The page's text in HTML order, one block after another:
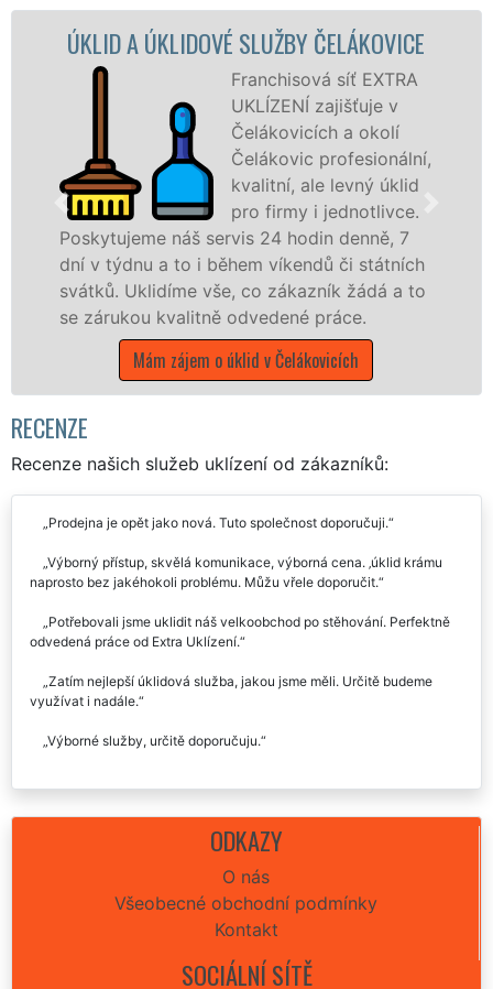
SLUŽBY ČELÁKOVICE
Franchisová síť EXTRA
UKLÍZENÍ zajišťuje v
Čelákovicích a okolí
Čelákovic profesionální,
kvalitní, ale levný úklid
pro firmy i jednotlivce.
servis 24 hodin denně, 7
během víkendů či státních
vše, co zákazník žádá a to
odvedené práce.
o úklid v Čelákovicích
ÚKLIDOVÁ
nabízíme pro
státní podniky,
Středočeském
RECENZE
Recenze našich služeb uklízení od zákazníků:
Prodejna je opět jako nová. Tuto společnost doporučuji.
Výborný přístup, skvělá komunikace, výborná cena. ‚úklid krámu
naprosto bez jakéhokoli problému. Můžu vřele doporučit.
Potřebovali jsme uklidit náš velkoobchod po stěhování. Perfektně
odvedená práce od Extra Uklízení.
Zatím nejlepší úklidová služba, jakou jsme měli. Určitě budeme
využívat i nadále.
Výborné služby, určitě doporučuju.
ODKAZY
O nás
Všeobecné obchodní podmínky
Kontakt
SOCIÁLNÍ SÍTĚ